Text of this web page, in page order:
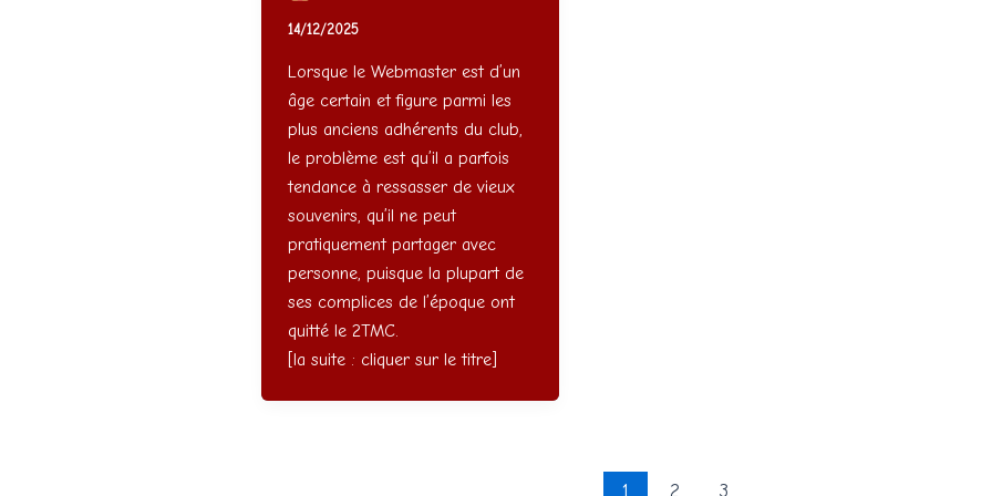
14/12/2025
Lorsque le Webmaster est d’un
âge certain et figure parmi les
plus anciens adhérents du club,
le problème est qu’il a parfois
tendance à ressasser de vieux
souvenirs, qu’il ne peut
pratiquement partager avec
personne, puisque la plupart de
ses complices de l’époque ont
quitté le 2TMC.
[la suite : cliquer sur le titre]
1 2 3